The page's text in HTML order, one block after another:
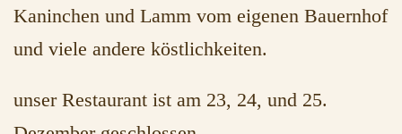
Kaninchen und Lamm vom eigenen Bauernhof
und viele andere köstlichkeiten.
unser Restaurant ist am 23, 24, und 25.